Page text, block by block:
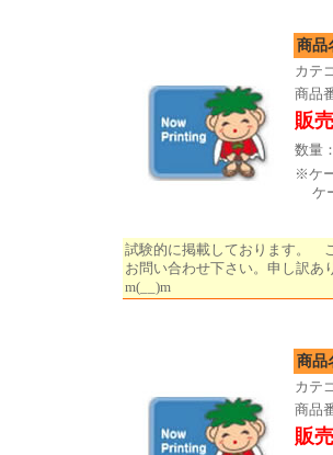
商
カテ
商品
販
数量：
※ケ
ケ
試験的に掲載しております。
お問い合わせ下さい。申し訳あ
m(__)m
商
カテ
商品
販